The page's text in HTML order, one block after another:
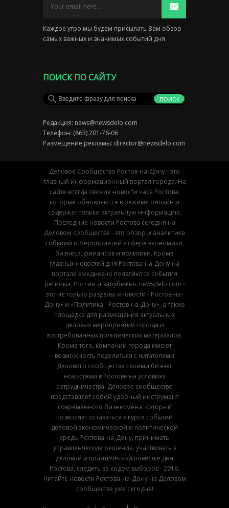
Каждое утро мы будем присылать Вам обзор
самых важных и значимых событий дня.
ПОИСК ПО САЙТУ
Редакция: news@newsdelo.com
Телефон: (863) 201-76-06
Размещение рекламы: director@newsdelo.com
Деловое Сообщество Ростов-на-Дону - это
главный информационный портал города. На
сайте всегда свежие новости часа Ростова,
которые обновляются в режиме онлайн и
содержат только актуальную информацию.
Последние новости Ростова сегодня на
Деловом сообществе - это обзор и аналитика
событий и мероприятий в сфере экономики,
бизнеса, финансов и политики. Кроме
главных новостей дня Ростова-на-Дону на
портале ежедневно появляются события
региона, России и зарубежья. newsdelo.com -
это не только разделы «Новости - Ростов-на-
Дону» и «Политика - Ростов-на-Дону», а также
площадка для размещения актуальных
деловых мероприятий города и
востребованных политических материалов.
Кроме того, компании города имеют
возможность поделиться с читателями
Делового сообщества своими бизнес
новостями в Ростове на условиях
сотрудничества. Деловое сообщество
представляет собой удобный инструмент
современного бизнесмена, который
позволяет оставаться в курсе событий
деловой экономической и политической
среды Ростова-на-Дону, принимать
управленческие решения, участвовать в
деловой и политической повестке дня
Ростова, следить за ходом выборов - 2016.
Читайте новости Ростова-на-Дону на Деловом
сообществе уже сегодня!